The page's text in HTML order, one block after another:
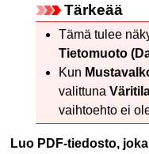
Tärkeää
Tämä tulee
Tietomuoto
Kun
valittuna
vaihtoehto ei
Luo PDF-tiedosto,